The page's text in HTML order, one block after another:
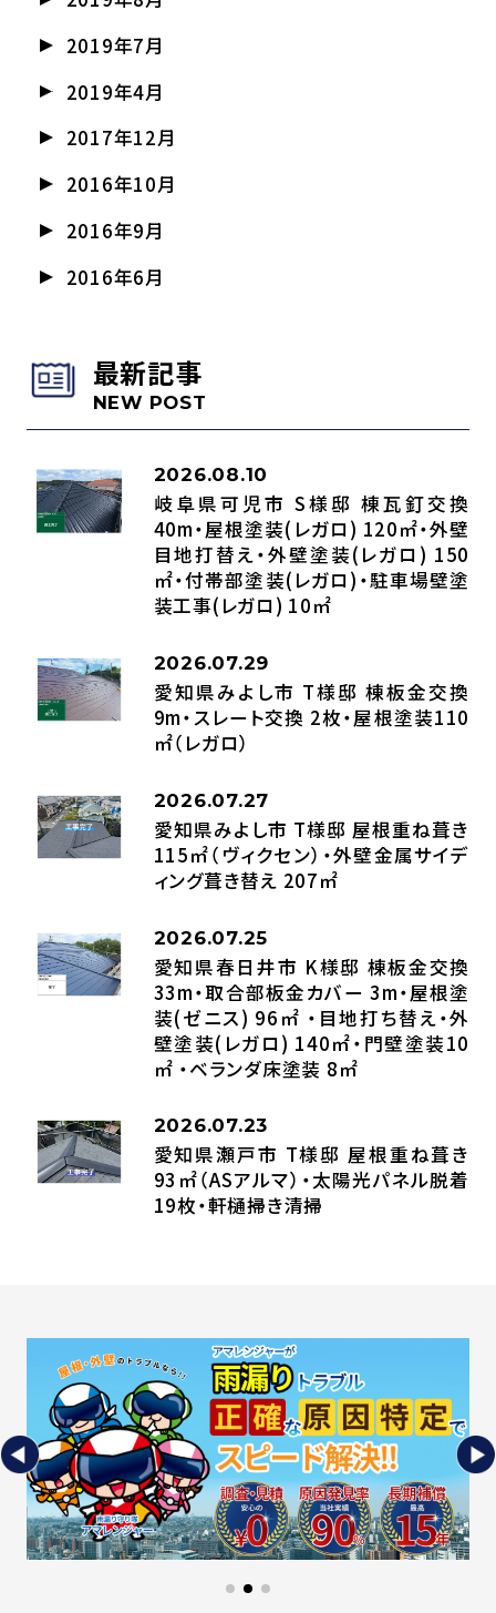
2019年7月
2019年4月
2017年12月
2016年10月
2016年9月
2016年6月
最新記事
NEW POST
2026.08.10
岐阜県可児市 S様邸 棟瓦釘交換
40m・屋根塗装(レガロ) 120㎡・外壁
目地打替え・外壁塗装(レガロ) 150
㎡・付帯部塗装(レガロ)・駐車場壁塗
装工事(レガロ) 10㎡
2026.07.29
愛知県みよし市 T様邸 棟板金交換
9m・スレート交換 2枚・屋根塗装110
㎡（レガロ）
2026.07.27
愛知県みよし市 T様邸 屋根重ね葺き
115㎡（ヴィクセン）・外壁金属サイデ
ィング葺き替え 207㎡
2026.07.25
愛知県春日井市 K様邸 棟板金交換
33m・取合部板金カバー 3m・屋根塗
装(ゼニス) 96㎡ ・目地打ち替え・外
壁塗装(レガロ) 140㎡・門壁塗装10
㎡ ・ベランダ床塗装 8㎡
2026.07.23
愛知県瀬戸市 T様邸 屋根重ね葺き
93㎡（ASアルマ）・太陽光パネル脱着
19枚・軒樋掃き清掃